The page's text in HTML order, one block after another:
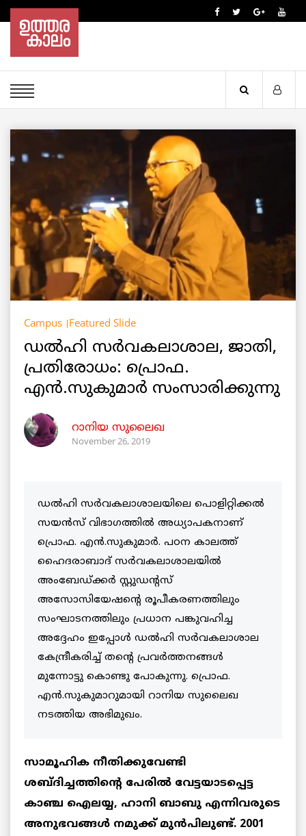
Campus Featured Slide
ഡൽഹി സർവകലാശാല, ജാതി,
പ്രതിരോധം: പ്രൊഫ.
എൻ.സുകുമാർ സംസാരിക്കുന്നു
റാനിയ സുലൈഖ
November 26, 2019
ഡൽഹി സർവകലാശാലയിലെ പൊളിറ്റിക്കൽ
സയൻസ് വിഭാഗത്തിൽ അധ്യാപകനാണ്
പ്രൊഫ. എൻ.സുകുമാർ. പഠന കാലത്ത്
ഹൈദരാബാദ് സർവകലാശാലയിൽ
അംബേഡ്ക്കർ സ്റ്റുഡന്റസ്
അസോസിയേഷന്റെ രൂപീകരണത്തിലും
സംഘാടനത്തിലും പ്രധാന പങ്കുവഹിച്ച
അദ്ദേഹം ഇപ്പോൾ ഡൽഹി സർവകലാശാല
കേന്ദ്രീകരിച്ച് തന്റെ പ്രവർത്തനങ്ങൾ
മുന്നോട്ടു കൊണ്ടു പോകുന്നു. പ്രൊഫ.
എൻ.സുകുമാറുമായി റാനിയ സുലൈഖ
നടത്തിയ അഭിമുഖം.
സാമൂഹിക നീതിക്കുവേണ്ടി
ശബ്ദിച്ചത്തിന്റെ പേരിൽ വേട്ടയാടപ്പെട്ട
കാഞ്ച ഐലയ്യ, ഹാനി ബാബു എന്നിവരുടെ
അനുഭവങ്ങൾ നമുക്ക് മുൻപിലുണ്ട്. 2001